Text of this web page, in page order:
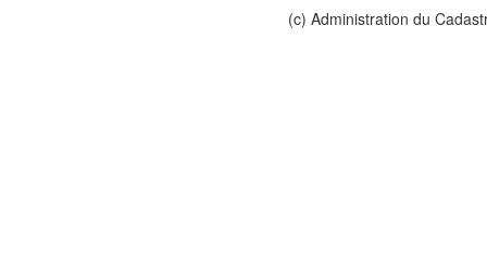
(c) Administration du